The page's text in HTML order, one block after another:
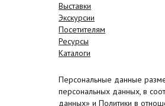
Выставки
Экскурсии
Посетителям
Ресурсы
Каталоги
Персональные данные
персональных данных, в
данных» и Политики в